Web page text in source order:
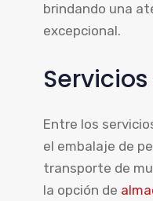
brindando una
excepcional.
Entre los
el embalaje de
transporte de
la opción de